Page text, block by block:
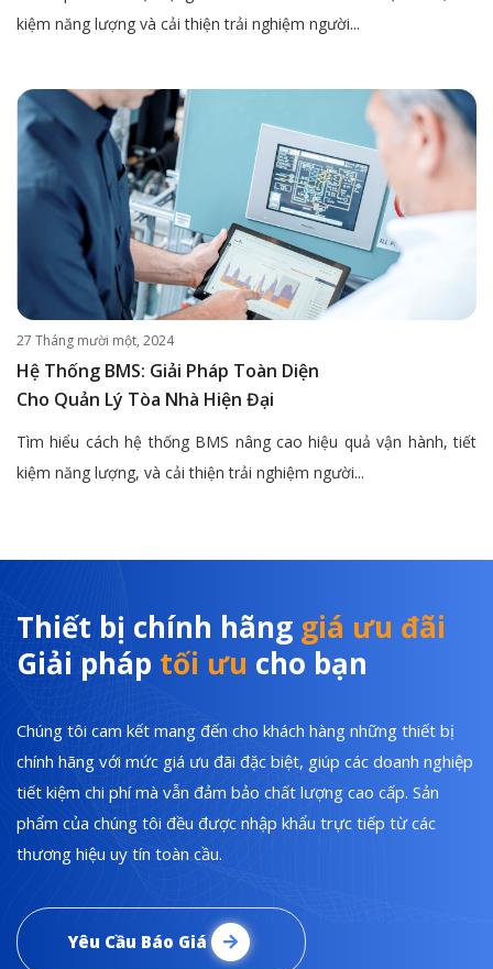
kiệm năng lượng và cải thiện trải nghiệm người...
27 Tháng mười một, 2024
Hệ Thống BMS: Giải Pháp Toàn Diện
Cho Quản Lý Tòa Nhà Hiện Đại
Tìm hiểu cách hệ thống BMS nâng cao hiệu quả vận hành, tiết
kiệm năng lượng, và cải thiện trải nghiệm người...
Thiết bị chính hãng giá ưu đãi
Giải pháp tối ưu cho bạn
Chúng tôi cam kết mang đến cho khách hàng những thiết bị
chính hãng với mức giá ưu đãi đặc biệt, giúp các doanh nghiệp
tiết kiệm chi phí mà vẫn đảm bảo chất lượng cao cấp. Sản
phẩm của chúng tôi đều được nhập khẩu trực tiếp từ các
thương hiệu uy tín toàn cầu.
Yêu Cầu Báo Giá